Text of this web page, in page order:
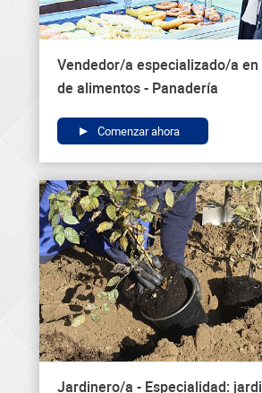
Vendedor/a especializado/a
de alimentos - Panadería
Comenzar ahora
Jardinero/a - Especialidad: